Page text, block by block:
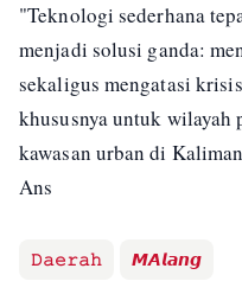
"Teknologi sederhana
menjadi solusi ganda:
sekaligus mengatasi
khususnya untuk wilayah
kawasan urban di
Ans
𝙳𝚊𝚎𝚛𝚊𝚑 𝙈𝘼𝙡𝙖𝙣𝙜